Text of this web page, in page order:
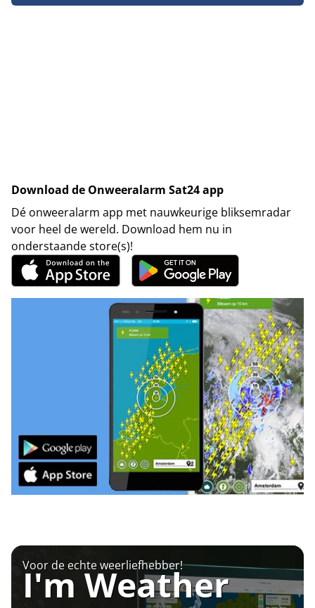
Download de Onweeralarm Sat24 app
Dé onweeralarm app met nauwkeurige bliksemradar
voor heel de wereld. Download hem nu in
onderstaande store(s)!
Voor de echte weerliefhebber!
I'm Weather